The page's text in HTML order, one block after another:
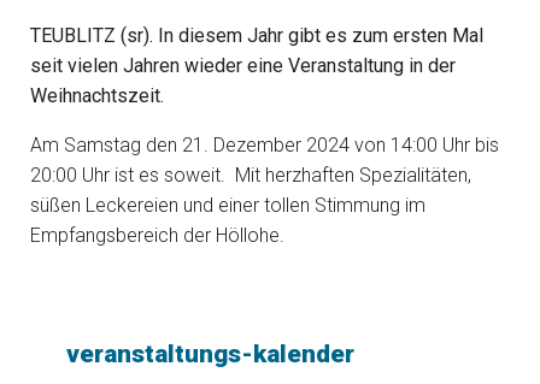
TEUBLITZ (sr). In diesem Jahr gibt es zum ersten Mal
seit vielen Jahren wieder eine Veranstaltung in der
Weihnachtszeit.
Am Samstag den 21. Dezember 2024 von 14:00 Uhr bis
20:00 Uhr ist es soweit. Mit herzhaften Spezialitäten,
süßen Leckereien und einer tollen Stimmung im
Empfangsbereich der Höllohe.
veranstaltungs-kalender